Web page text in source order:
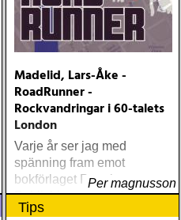
Madelid, Lars-Åke -
RoadRunner -
Rockvandringar i 60-talets
London
Varje år ser jag med
spänning fram emot
bokförlaget Premium
Publishing nya utgåvor.
Förlaget har koncentrerat
Per magnusson
Tips